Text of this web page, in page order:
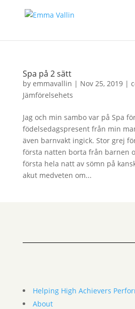
Spa på 2 sätt
by emmavallin | Nov 25, 2019|
Jämförelsehets
Jag och min sambo var på Spa
födelsedagspresent från min
även barnvakt ingick. Stor grej
första natten borta från barnen
första hela natt av sömn på
akut medveten om...
Helping High Achievers
About